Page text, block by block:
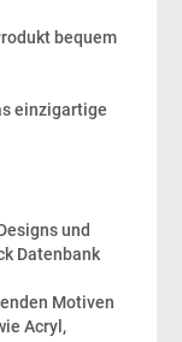
bequem
einzigartige
und
Datenbank
Motiven
Acryl,